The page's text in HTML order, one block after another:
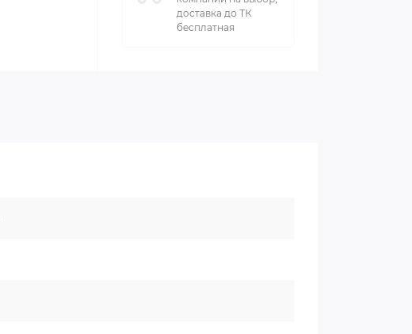
доставка до ТК
бесплатная